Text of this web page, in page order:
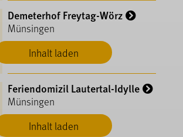
Inhalt laden
Demeterhof Freytag-Wörz
Münsingen
Inhalt laden
Feriendomizil Lautertal-Idylle
Münsingen